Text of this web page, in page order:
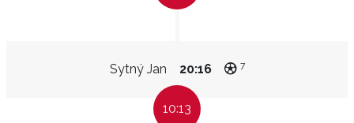
Sytný Jan 20:16 7
10:13